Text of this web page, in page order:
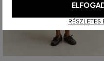
RÉSZLETES